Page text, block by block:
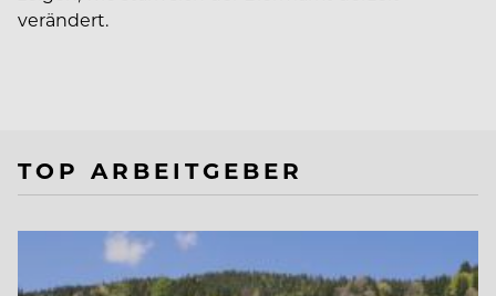
verändert.
TOP ARBEITGEBER